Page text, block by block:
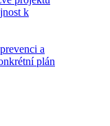
k
a
plán